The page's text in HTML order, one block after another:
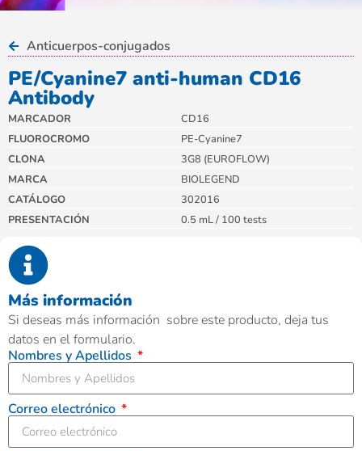
Anticuerpos-conjugados
PE/Cyanine7 anti-human CD16
Antibody
MARCADOR
CD16
FLUOROCROMO
PE-Cyanine7
CLONA
3G8 (EUROFLOW)
MARCA
BIOLEGEND
CATÁLOGO
302016
PRESENTACIÓN
0.5 mL / 100 tests
Más información
Si deseas más información sobre este producto, deja tus
datos en el formulario.
Nombres y Apellidos
Correo electrónico